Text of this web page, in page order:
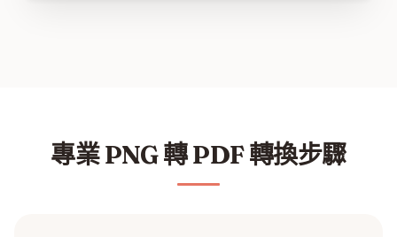
專業 PNG 轉 PDF 轉換步驟